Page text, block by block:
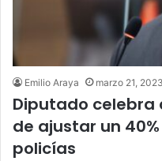
Emilio Araya marzo 21, 2023
Diputado celebra
de ajustar un
policías